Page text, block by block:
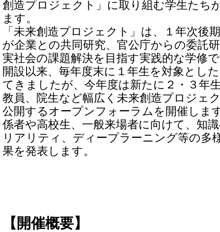
創造プロジェクト」に取り組む学生たち
ます。
「未来創造プロジェクト」は、１年次後
が企業との共同研究、官公庁からの委託
実社会の課題解決を目指す実践的な学修
開設以来、毎年度末に１年生を対象とし
てきましたが、今年度は新たに２・３年
教員、院生など幅広く未来創造プロジェ
公開するオープンフォーラムを開催しま
係者や高校生、一般来場者に向けて、知
リアリティ、ディープラーニング等の多
果を発表します。
【開催概要】